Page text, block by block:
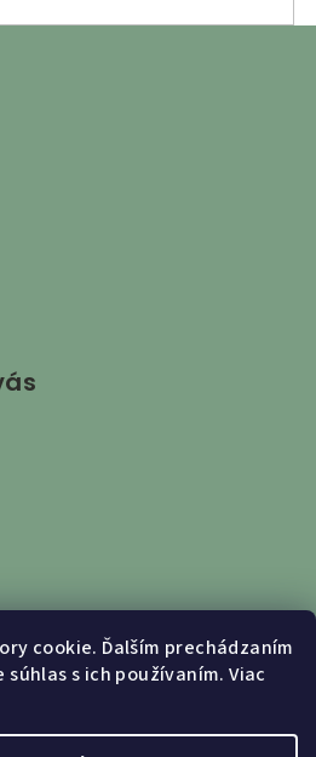
cookie. Ďalším prechádzaním
s ich používaním. Viac
Hľadať